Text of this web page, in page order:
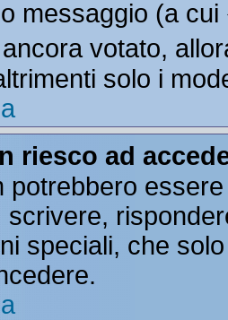
messaggio (a
votato,
solo i
riesco ad
potrebbero
scrivere,
speciali, che